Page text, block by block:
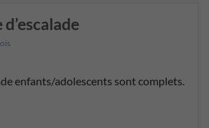
d’escalade
enfants/adolescents sont complets.